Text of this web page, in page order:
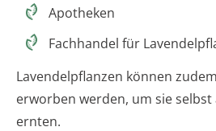
Apotheken
Fachhandel für
Lavendelpflanzen können
erworben werden, um sie
ernten.